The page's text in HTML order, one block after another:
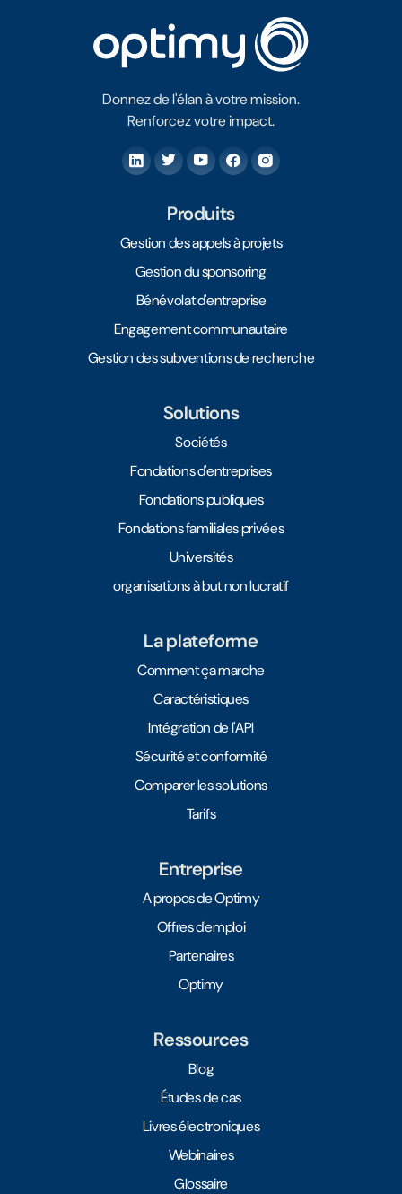
Donnez de l'élan à votre mission.
Renforcez votre impact.
Produits
Gestion des appels à projets
Gestion du sponsoring
Bénévolat d'entreprise
Engagement communautaire
Gestion des subventions de recherche
Solutions
Sociétés
Fondations d'entreprises
Fondations publiques
Fondations familiales privées
Universités
organisations à but non lucratif
La plateforme
Comment ça marche
Caractéristiques
Intégration de l'API
Sécurité et conformité
Comparer les solutions
Tarifs
Entreprise
A propos de Optimy
Offres d'emploi
Partenaires
Optimy
Ressources
Blog
Études de cas
Livres électroniques
Webinaires
Glossaire